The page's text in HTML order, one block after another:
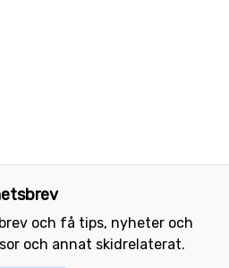
och få tips, nyheter och
och annat skidrelaterat.